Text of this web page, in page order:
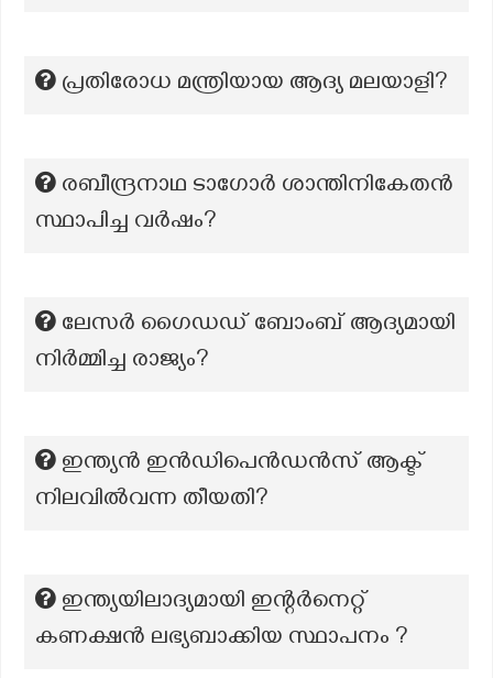
പ്രതിരോധ മന്ത്രിയായ ആദ്യ മലയാളി?
രബീന്ദ്രനാഥ ടാഗോർ ശാന്തിനികേതൻ
സ്ഥാപിച്ച വർഷം?
ലേസർ ഗൈഡഡ് ബോംബ് ആദ്യമായി
നിർമ്മിച്ച രാജ്യം?
ഇന്ത്യൻ ഇൻഡിപെൻഡൻസ് ആക്ട്
നിലവിൽവന്ന തീയതി?
ഇന്ത്യയിലാദ്യമായി ഇന്റർനെറ്റ്
കണക്ഷൻ ലഭ്യബാക്കിയ സ്ഥാപനം ?